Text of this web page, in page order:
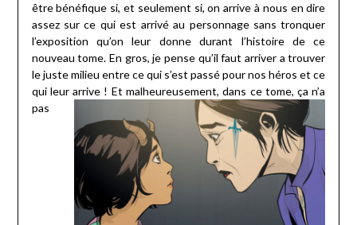
être bénéfique si, et seulement si, on arrive à nous en dire
assez sur ce qui est arrivé au personnage sans tronquer
l’exposition qu’on leur donne durant l’histoire de ce
nouveau tome. En gros, je pense qu’il faut arriver a trouver
le juste milieu entre ce qui s’est passé pour nos héros et ce
qui leur arrive ! Et malheureusement, dans ce tome, ça n’a
pas